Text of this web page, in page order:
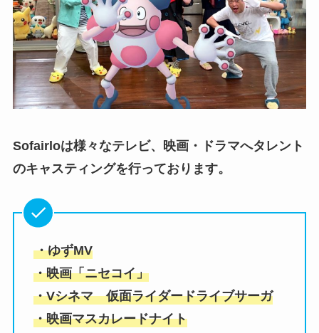
Sofairloは様々なテレビ、映画・ドラマへタレント
のキャスティングを行っております。
・ゆずMV
・映画「ニセコイ」
・Vシネマ 仮面ライダードライブサーガ
・映画マスカレードナイト